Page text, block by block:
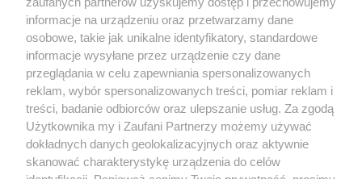
znaczy miało to być do Lotusa! :P
Przejdź do wpisu Williams musi jeszcze dużo popracować
Serwis internetowy, z którego korzystasz, używa plików
cookies. Są to pliki instalowane w urządzeniach
końcowych osób korzystających z serwisu, w celu
administrowania serwisem, poprawy jakości
informacje na urządzeniu oraz przetwarzamy dane
osobowe, takie jak unikalne identyfikatory, standardowe
informacje wysyłane przez urządzenie czy dane
przeglądania w celu zapewniania spersonalizowanych
reklam, wybór spersonalizowanych treści, pomiar reklam i
treści, badanie odbiorców oraz ulepszanie usług. Za zgodą
Użytkownika my i Zaufani Partnerzy możemy używać
dokładnych danych geolokalizacyjnych oraz aktywnie
skanować charakterystykę urządzenia do celów